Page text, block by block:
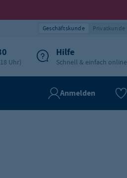
Geschäftskunde Privatkunde
Uhr)
Hilfe
Schnell & einfach online
Anmelden